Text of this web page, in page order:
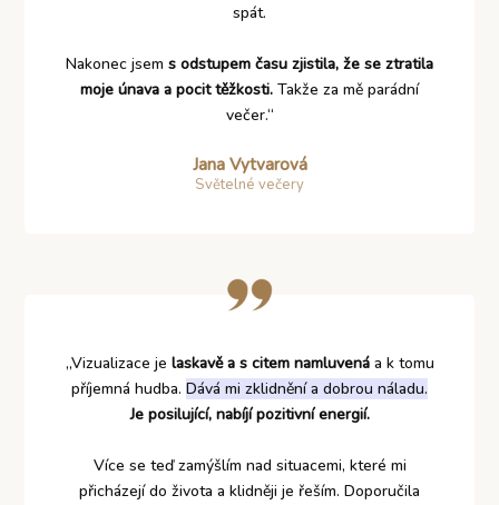
spát.
Nakonec jsem s odstupem času zjistila, že se ztratila
moje únava a pocit těžkosti. Takže za mě parádní
večer.“
Jana Vytvarová
Světelné večery
„Vizualizace je laskavě a s citem namluvenáa k tomu
příjemná hudba. Dává mi zklidnění a dobrou náladu.
Je posilující, nabíjí pozitivní energií.
Více se teď zamýšlím nad situacemi, které mi
přicházejí do života a klidněji je řeším. Doporučila